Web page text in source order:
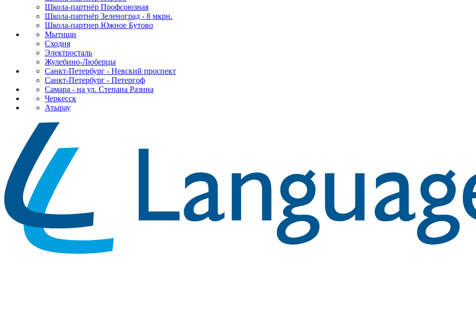
Школа-партнёр Профсоюзная
Школа-партнёр Зеленоград - 8 мкрн.
Школа-партнер Южное Бутово
Мытищи
Сходня
Электросталь
Жулебино-Люберцы
Санкт-Петербург - Невский проспект
Санкт-Петербург - Петергоф
Самара - на ул. Степана Разина
Черкесск
Атырау